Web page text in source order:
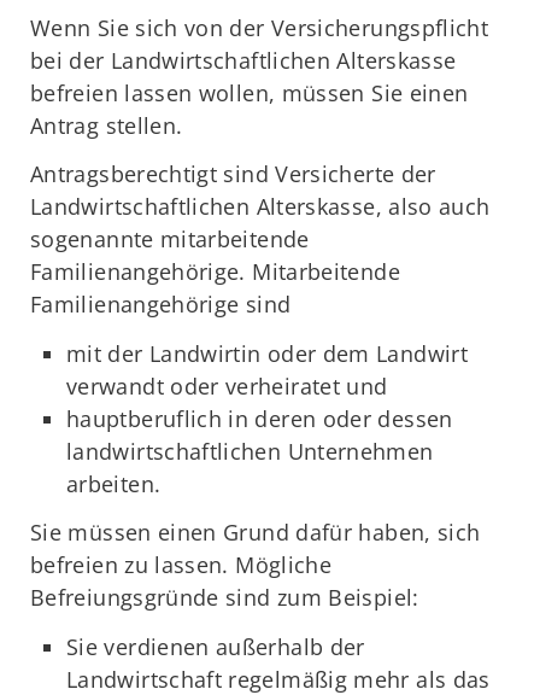
Wenn Sie sich von der Versicherungspflicht
bei der Landwirtschaftlichen Alterskasse
befreien lassen wollen, müssen Sie einen
Antrag stellen.
Antragsberechtigt sind Versicherte der
Landwirtschaftlichen Alterskasse, also auch
sogenannte mitarbeitende
Familienangehörige. Mitarbeitende
Familienangehörige sind
mit der Landwirtin oder dem Landwirt
verwandt oder verheiratet und
hauptberuflich in deren oder dessen
landwirtschaftlichen Unternehmen
arbeiten.
Sie müssen einen Grund dafür haben, sich
befreien zu lassen. Mögliche
Befreiungsgründe sind zum Beispiel:
Sie verdienen außerhalb der
Landwirtschaft regelmäßig mehr als das